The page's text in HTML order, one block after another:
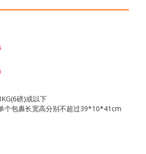
磅)或以下
个包裹长宽高分别不超过39*10*41cm